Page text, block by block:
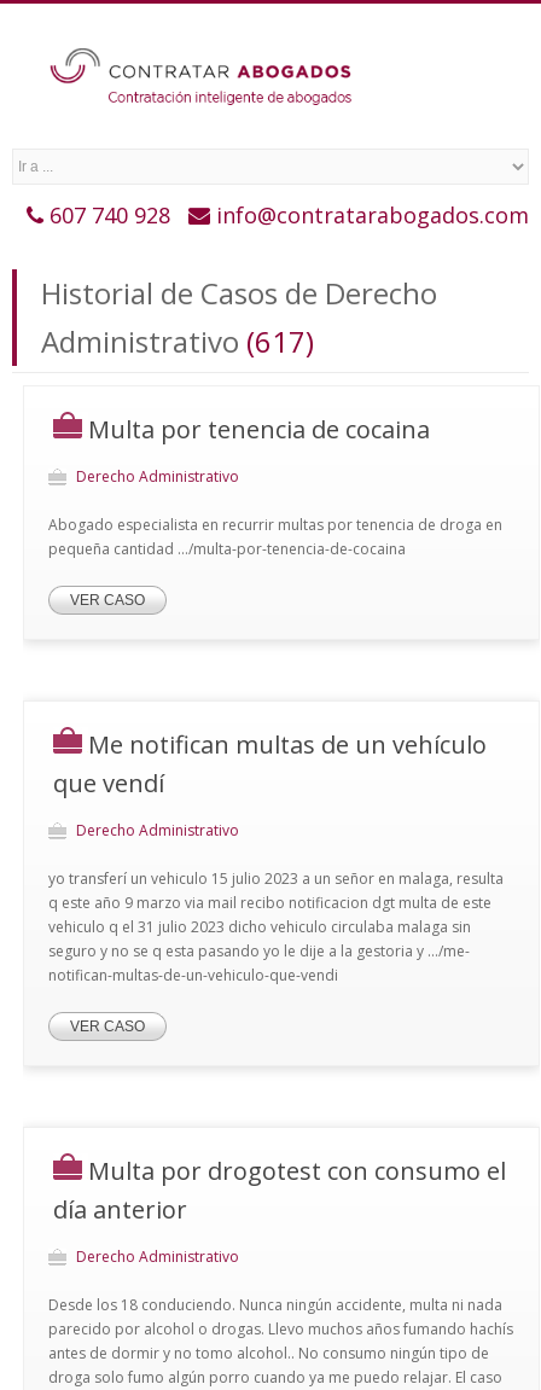
607 740 928 info@contratarabogados.com
Historial de Casos de Derecho
Administrativo (617)
Multa por tenencia de cocaina
Derecho Administrativo
Abogado especialista en recurrir multas por tenencia de droga en
pequeña cantidad .../multa-por-tenencia-de-cocaina
VER CASO
Me notifican multas de un vehículo
que vendí
Derecho Administrativo
yo transferí un vehiculo 15 julio 2023 a un señor en malaga, resulta
q este año 9 marzo via mail recibo notificacion dgt multa de este
vehiculo q el 31 julio 2023 dicho vehiculo circulaba malaga sin
seguro y no se q esta pasando yo le dije a la gestoria y .../me-
notifican-multas-de-un-vehiculo-que-vendi
VER CASO
Multa por drogotest con consumo el
día anterior
Derecho Administrativo
Desde los 18 conduciendo. Nunca ningún accidente, multa ni nada
parecido por alcohol o drogas. Llevo muchos años fumando hachís
antes de dormir y no tomo alcohol.. No consumo ningún tipo de
droga solo fumo algún porro cuando ya me puedo relajar. El caso